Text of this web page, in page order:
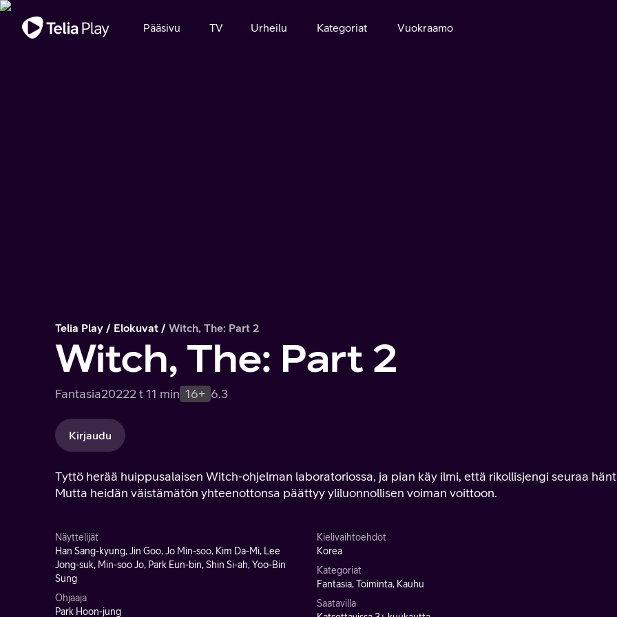
Tärkeä viesti
Pääsivu TV Urheilu Kategoriat Vuokraamo
Telia Play Elokuvat Witch, The: Part 2
Witch, The: Part 2
Fantasia20222 t 11 min 16+ 6.3
Kirjaudu
Tyttö herää huippusalaisen Witch-ohjelman laboratoriossa, ja pian käy ilmi, että rikollisjengi seuraa
Mutta heidän väistämätön yhteenottonsa päättyy yliluonnollisen voiman voittoon.
Näyttelijät
Han Sang-kyung, Jin Goo, Jo Min-soo, Kim Da-Mi, Lee
Jong-suk, Min-soo Jo, Park Eun-bin, Shin Si-ah, Yoo-Bin
Sung
Ohjaaja
Park Hoon-jung
Kielivaihtoehdot
Korea
Kategoriat
Fantasia, Toiminta, Kauhu
Saatavilla